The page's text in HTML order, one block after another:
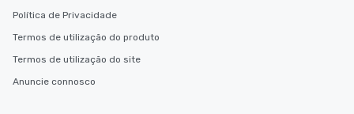
Política de Privacidade
Termos de utilização do produto
Termos de utilização do site
Anuncie connosco